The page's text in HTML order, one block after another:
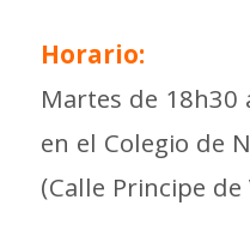
Horario:
Martes de 18h30
en el Colegio de
(Calle Principe